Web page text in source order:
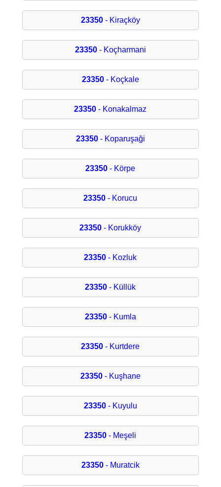
23350- Kiraçköy
23350- Koçharmani
23350- Koçkale
23350 - Konakalmaz
23350- Koparuşaği
23350 - Körpe
23350 - Korucu
23350 - Korukköy
23350 - Kozluk
23350 - Küllük
23350- Kumla
23350 - Kurtdere
23350- Kuşhane
23350- Kuyulu
23350 - Meşeli
23350- Muratcik